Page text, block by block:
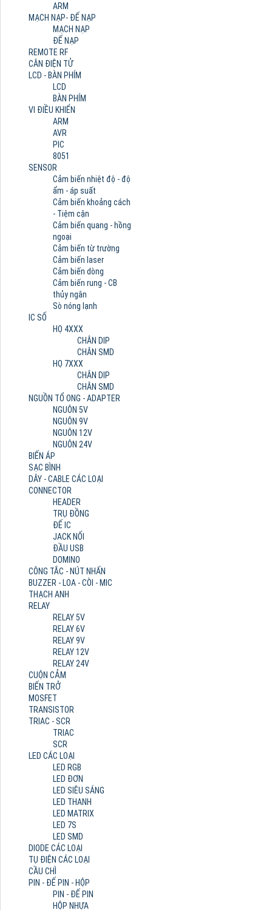
ARM
MẠCH NẠP- ĐẾ NẠP
MẠCH NẠP
ĐẾ NẠP
REMOTE RF
CÂN ĐIỆN TỬ
LCD - BÀN PHÍM
LCD
BÀN PHÍM
VI ĐIỀU KHIỂN
ARM
AVR
PIC
8051
SENSOR
Cảm biến nhiệt độ - độ
ẩm - áp suất
Cảm biến khoảng cách
- Tiệm cận
Cảm biến quang - hồng
ngoại
Cảm biến từ trường
Cảm biến laser
Cảm biến dòng
Cảm biến rung - CB
thủy ngân
Sò nóng lạnh
IC SỐ
HỌ 4XXX
CHÂN DIP
CHÂN SMD
HỌ 7XXX
CHÂN DIP
CHÂN SMD
NGUỒN TỔ ONG - ADAPTER
NGUÔN 5V
NGUÔN 9V
NGUÔN 12V
NGUÔN 24V
BIẾN ÁP
SẠC BÌNH
DÂY - CABLE CÁC LOẠI
CONNECTOR
HEADER
TRỤ ĐỒNG
ĐẾ IC
JACK NỐI
ĐẦU USB
DOMINO
CÔNG TẮC - NÚT NHẤN
BUZZER - LOA - CÒI - MIC
THẠCH ANH
RELAY
RELAY 5V
RELAY 6V
RELAY 9V
RELAY 12V
RELAY 24V
CUỘN CẢM
BIẾN TRỞ
MOSFET
TRANSISTOR
TRIAC - SCR
TRIAC
SCR
LED CÁC LOẠI
LED RGB
LED ĐƠN
LED SIÊU SÁNG
LED THANH
LED MATRIX
LED 7S
LED SMD
DIODE CÁC LOẠI
TỤ ĐIỆN CÁC LOẠI
CẦU CHÌ
PIN - ĐẾ PIN - HỘP
PIN - ĐẾ PIN
HỘP NHỰA